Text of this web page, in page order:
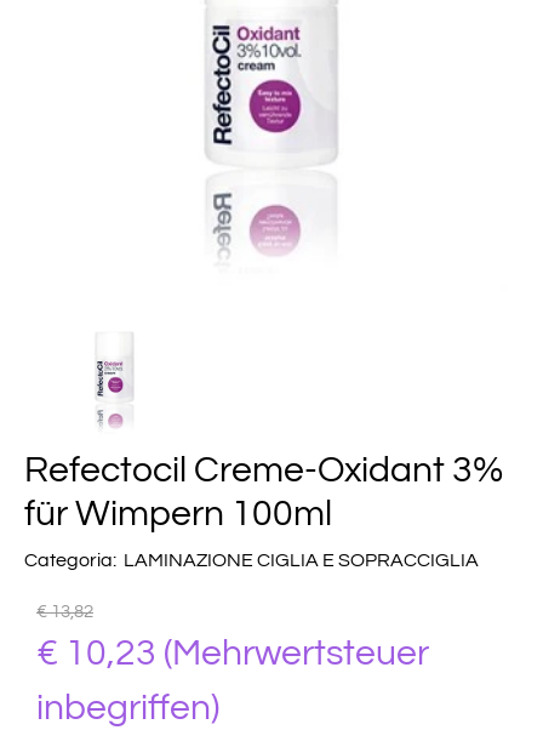
Refectocil Creme-Oxidant 3%
für Wimpern 100ml
Categoria: LAMINAZIONE CIGLIA E SOPRACCIGLIA
€ 13,82
€ 10,23 (Mehrwertsteuer
inbegriffen)